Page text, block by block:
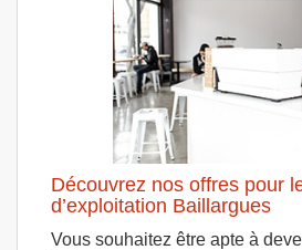
Découvrez nos offres pour
d’exploitation Baillargues
Vous souhaitez être apte à